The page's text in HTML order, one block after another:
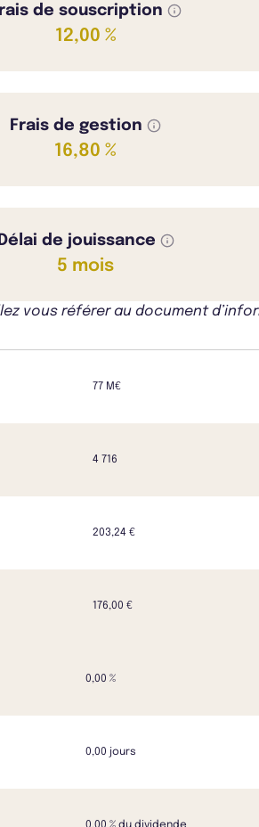
de souscription
12,00 %
Frais de gestion
16,80 %
Délai de jouissance
5 mois
vous référer au document
77 M€
4 716
203,24 €
176,00 €
0,00 %
0,00 jours